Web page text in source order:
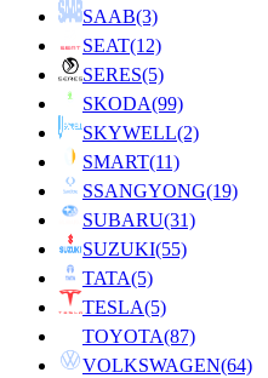
SAAB(3)
SEAT(12)
SERES(5)
SKODA(99)
SKYWELL(2)
SMART(11)
SSANGYONG(19)
SUBARU(31)
SUZUKI(55)
TATA(5)
TESLA(5)
TOYOTA(87)
VOLKSWAGEN(64)